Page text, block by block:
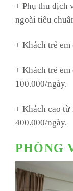
+ Phụ thu dịch
ngoài tiêu
+ Khách trẻ
+ Khách trẻ
100.000/ngày.
+ Khách cao
400.000/ngày.
PHÒNG